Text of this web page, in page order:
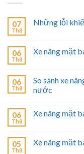
07
Th8
Những lỗi
06
Th8
Xe nâng mặt
06
Th8
So sánh xe
nước
06
Th8
Xe nâng mặt
05
Th8
Xe nâng mặt